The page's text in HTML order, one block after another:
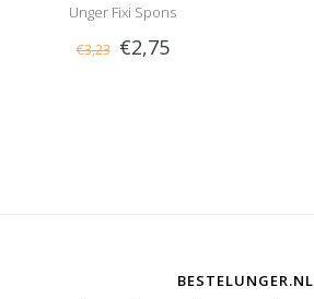
Unger Fixi Spons
€3,23 €2,75
BESTELUNGER.NL